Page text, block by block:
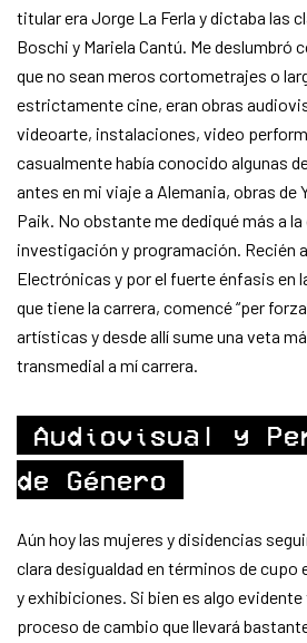
titular era Jorge La Ferla y dictaba las
Boschi y Mariela Cantú. Me deslumbró
que no sean meros cortometrajes o
estrictamente cine, eran obras
videoarte, instalaciones, video
casualmente había conocido algunas
antes en mi viaje a Alemania, obras de
Paik. No obstante me dediqué más a
investigación y programación. Recién
Electrónicas y por el fuerte énfasis en
que tiene la carrera, comencé “per
artísticas y desde allí sume una veta
transmedial a mí carrera.
Audiovisual y
de Género
Aún hoy las mujeres y disidencias
clara desigualdad en términos de
y exhibiciones. Si bien es algo
proceso de cambio que llevará